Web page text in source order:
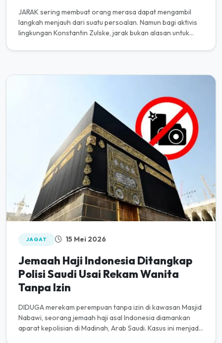
JARAK sering membuat orang merasa dapat mengambil
langkah menjauh dari suatu persoalan. Namun bagi aktivis
lingkungan Konstantin Zulske, jarak bukan alasan untuk
JAGAT 15 Mei 2026
Jemaah Haji Indonesia Ditangkap
Polisi Saudi Usai Rekam Wanita
Tanpa Izin
DIDUGA merekam perempuan tanpa izin di kawasan Masjid
Nabawi, seorang jemaah haji asal Indonesia diamankan
aparat kepolisian di Madinah, Arab Saudi. Kasus ini menjadi